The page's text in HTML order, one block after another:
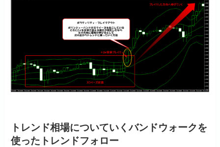
トレンド相場についていくバンドウォークを
使ったトレンドフォロー